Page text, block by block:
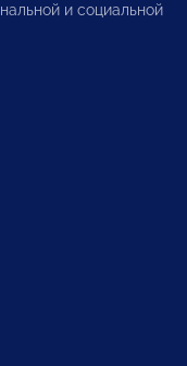
и социальной